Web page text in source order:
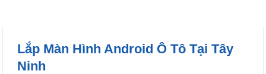
Lắp Màn Hình Android Ô Tô Tại Tây
Ninh